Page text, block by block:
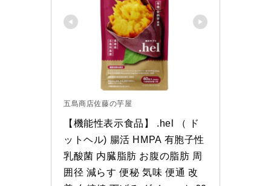
五島商店佐藤の芋屋
【機能性表示食品】 .hel （ ド
ットヘル) 腸活 HMPA 有胞子性
乳酸菌 内臓脂肪 お腹の脂肪 周
囲径 減らす 便秘 気味 便通 改